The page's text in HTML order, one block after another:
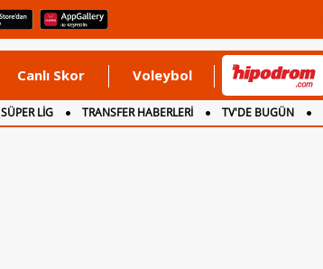
Canlı Skor Voleybol
SÜPER LİG TRANSFER HABERLERİ TV'DE BUGÜN